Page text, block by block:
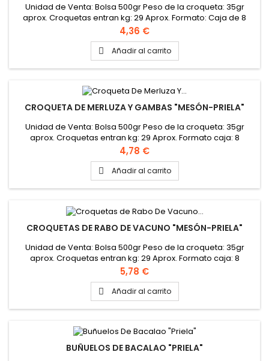
Unidad de Venta: Bolsa 500gr Peso de la croqueta: 35gr
aprox. Croquetas entran kg: 29 Aprox. Formato: Caja de 8
bolsas de 500gr Peso de la Caja: 4 kg PINCHAR AQUÍ PARA
VER FICHA TÉCNICA
Precio
4,36 €
 Añadir al carrito
CROQUETA DE MERLUZA Y GAMBAS "MESÓN-PRIELA"
Unidad de Venta: Bolsa 500gr Peso de la croqueta: 35gr
aprox. Croquetas entran kg: 29 Aprox. Formato caja: 8
bolsas de 500gr Peso de la Caja: 4 kg
Precio
4,78 €
 Añadir al carrito
CROQUETAS DE RABO DE VACUNO "MESÓN-PRIELA"
Unidad de Venta: Bolsa 500gr Peso de la croqueta: 35gr
aprox. Croquetas entran kg: 29 Aprox. Formato caja: 8
bolsas de 500gr Peso de la Caja: 4 kg
Precio
5,78 €
 Añadir al carrito
BUÑUELOS DE BACALAO "PRIELA"